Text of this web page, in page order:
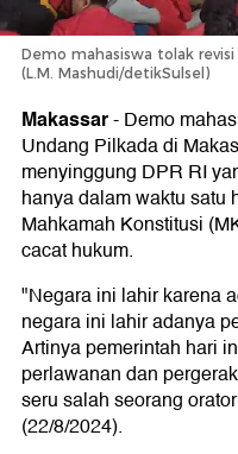
Demo mahasiswa tolak revisi
(L.M. Mashudi/detikSulsel)
Makassar-Demo
Undang Pilkada di
menyinggung DPR RI
hanya dalam waktu satu
Mahkamah Konstitusi
cacat hukum.
"Negara ini lahir karena
negara ini lahir adanya
Artinya pemerintah hari
perlawanan dan
seru salah seorang
(22/8/2024).